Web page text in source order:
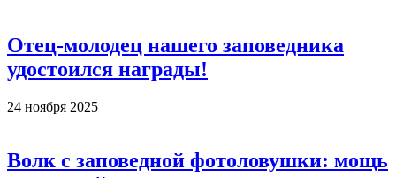
Отец-молодец нашего заповедника
удостоился награды!
24 ноября 2025
Волк с заповедной фотоловушки: мощь